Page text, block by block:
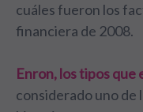
cuáles fueron los
financiera de 2008.
Enron, los tipos
considerado uno de